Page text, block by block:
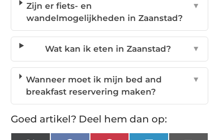
Zijn er fiets- en
wandelmogelijkheden in Zaanstad?
▼
Wat kan ik eten in Zaanstad? ▼
Wanneer moet ik mijn bed and
breakfast reservering maken?
▼
Goed artikel? Deel hem dan op: